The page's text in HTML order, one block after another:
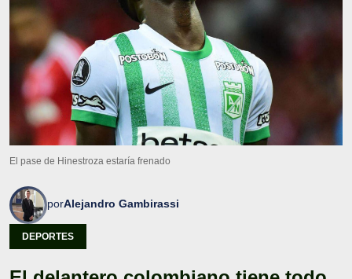
El pase de Hinestroza estaría frenado
porAlejandro Gambirassi
DEPORTES